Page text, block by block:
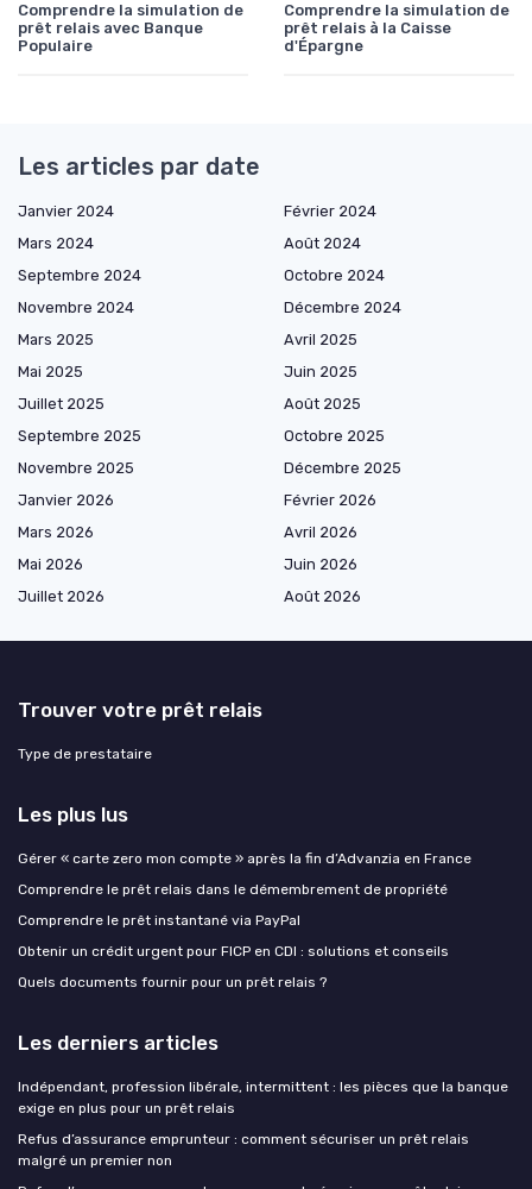
Comprendre la simulation de
prêt relais avec Banque
Populaire
Comprendre la simulation de
prêt relais à la Caisse
d'Épargne
Les articles par date
Janvier 2024
Février 2024
Mars 2024
Août 2024
Septembre 2024
Octobre 2024
Novembre 2024
Décembre 2024
Mars 2025
Avril 2025
Mai 2025
Juin 2025
Juillet 2025
Août 2025
Septembre 2025
Octobre 2025
Novembre 2025
Décembre 2025
Janvier 2026
Février 2026
Mars 2026
Avril 2026
Mai 2026
Juin 2026
Juillet 2026
Août 2026
Trouver votre prêt relais
Type de prestataire
Les plus lus
Gérer « carte zero mon compte » après la fin d’Advanzia en France
Comprendre le prêt relais dans le démembrement de propriété
Comprendre le prêt instantané via PayPal
Obtenir un crédit urgent pour FICP en CDI : solutions et conseils
Quels documents fournir pour un prêt relais ?
Les derniers articles
Indépendant, profession libérale, intermittent : les pièces que la banque
exige en plus pour un prêt relais
Refus d’assurance emprunteur : comment sécuriser un prêt relais
malgré un premier non